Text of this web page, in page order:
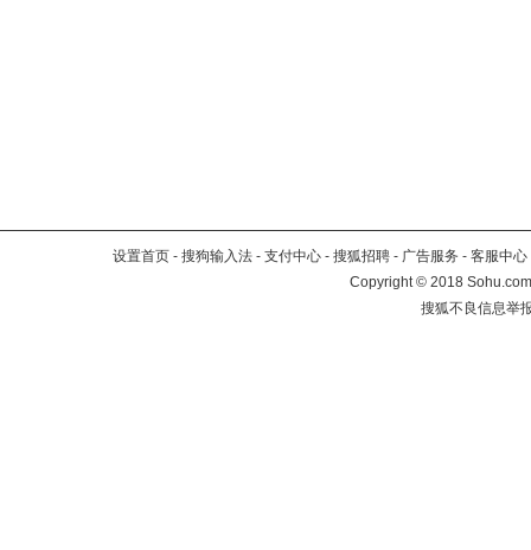
设置首页 - 搜狗输入法 - 支付中心 - 搜狐招聘 - 广告服务 - 客服中心
Copyright©2018
搜狐不良信息举